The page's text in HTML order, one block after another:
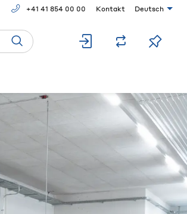
+41 41 854 00 00 Kontakt Deutsch